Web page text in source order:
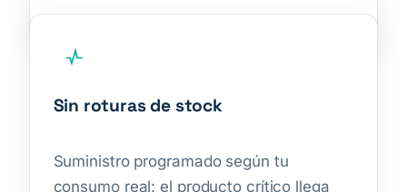
Sin roturas de stock
Suministro programado según tu
consumo real: el producto crítico llega